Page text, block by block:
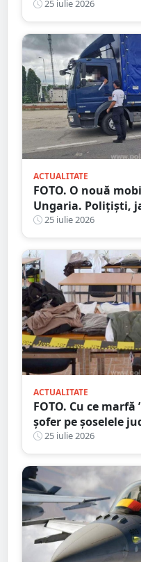
giratoriu. Tragedie
25 iulie 2026
ACTUALITATE
FOTO. O nouă
Ungaria. Polițiști,
de persoane
25 iulie 2026
ACTUALITATE
FOTO. Cu ce
șofer pe șoselele
25 iulie 2026